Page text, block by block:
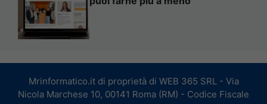
Mrinformatico.it di proprietà di WEB 365 SRL - Via
Nicola Marchese 10, 00141 Roma (RM) - Codice Fiscale